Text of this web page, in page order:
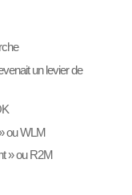
un levier de
ou WLM
» ou R2M